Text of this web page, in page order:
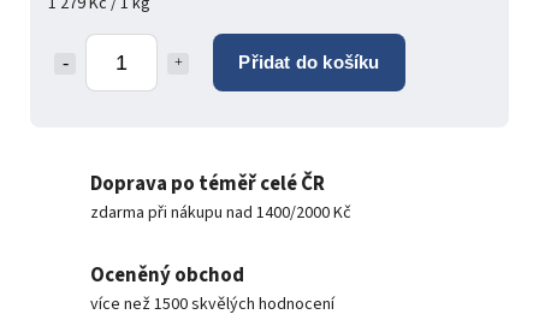
Přidat do košíku
Doprava po téměř celé ČR
zdarma při nákupu nad 1400/2000 Kč
Oceněný obchod
více než 1500 skvělých hodnocení